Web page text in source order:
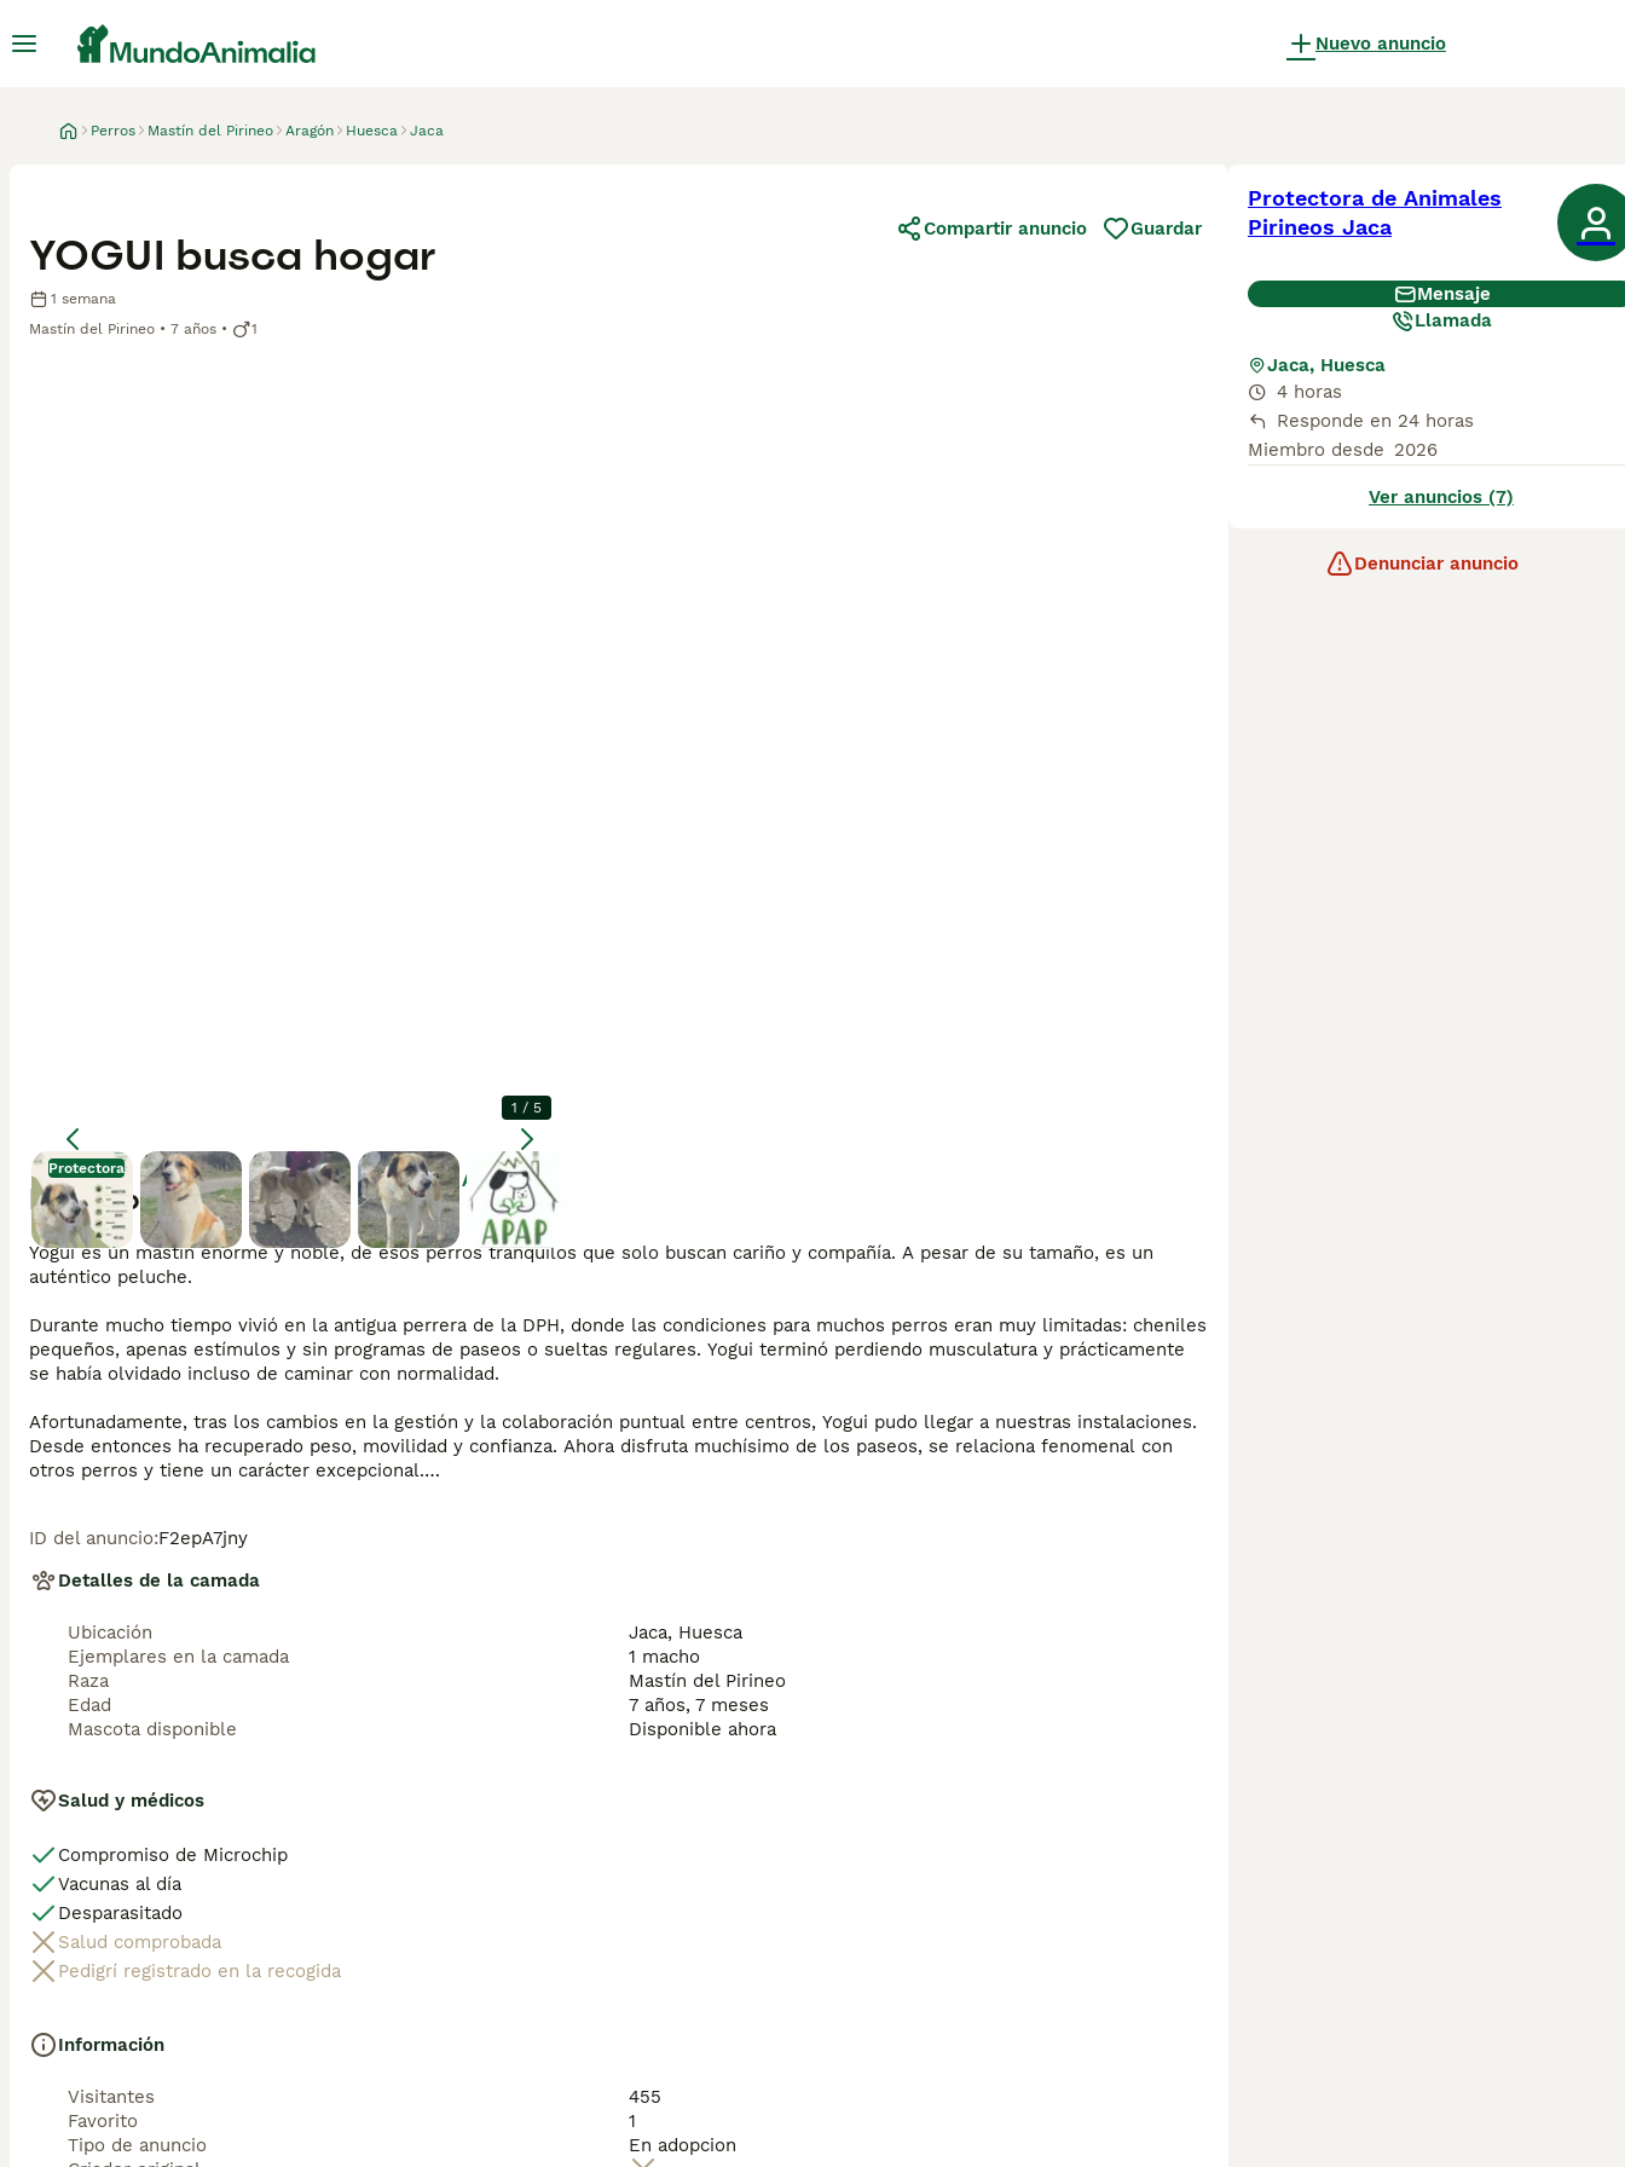
Nuevo anuncio
Perros Mastín del Pirineo Aragón Huesca Jaca
Protectora
Agrandar
1 / 5
YOGUI busca hogar
1 semana
Mastín del Pirineo
7 años 1
Compartir anuncio Guardar
Descripción
Yogui es un mastín enorme y noble, de esos perros tranquilos que solo buscan cariño y compañía. A pesar de su tamaño, es un
auténtico peluche.
Durante mucho tiempo vivió en la antigua perrera de la DPH, donde las condiciones para muchos perros eran muy limitadas: cheniles
pequeños, apenas estímulos y sin programas de paseos o sueltas regulares. Yogui terminó perdiendo musculatura y prácticamente
se había olvidado incluso de caminar con normalidad.
Afortunadamente, tras los cambios en la gestión y la colaboración puntual entre centros, Yogui pudo llegar a nuestras instalaciones.
Desde entonces ha recuperado peso, movilidad y confianza. Ahora disfruta muchísimo de los paseos, se relaciona fenomenal con
otros perros y tiene un carácter excepcional.
ID del anuncio:F2epA7jny
Detalles de la camada
Ubicación
Jaca, Huesca
Ejemplares en la camada
1 macho
Raza
Mastín del Pirineo
Edad
7 años, 7 meses
Mascota disponible
Disponible ahora
Salud y médicos
Compromiso de Microchip
Vacunas al día
Desparasitado
Salud comprobada
Pedigrí registrado en la recogida
Información
Visitantes
455
Favorito
1
Tipo de anuncio
En adopcion
Protectora de Animales
Pirineos Jaca
Mensaje
Llamada
Jaca, Huesca
4 horas
Responde en 24 horas
Miembro desde 2026
Ver anuncios (7)
Denunciar anuncio